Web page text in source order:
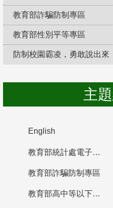
教育部詐騙防制專區
教育部性別平等專區
防制校園霸凌，勇敢說出來
主
English
教育部統計處電子書櫃
教育部詐騙防制專區
教育部高中等以下學校及幼兒園教師資格檢定考試